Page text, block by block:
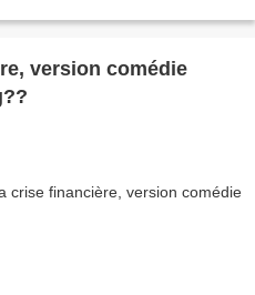
version comédie